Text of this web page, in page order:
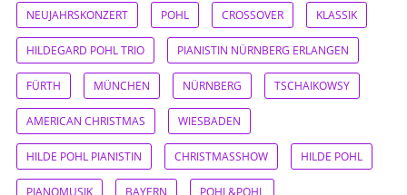
NEUJAHRSKONZERT POHL CROSSOVER KLASSIK
HILDEGARD POHL TRIO PIANISTIN NÜRNBERG ERLANGEN
FÜRTH MÜNCHEN NÜRNBERG TSCHAIKOWSY
AMERICAN CHRISTMAS WIESBADEN
HILDE POHL PIANISTIN CHRISTMASSHOW HILDE POHL
PIANOMUSIK BAYERN POHL&POHL